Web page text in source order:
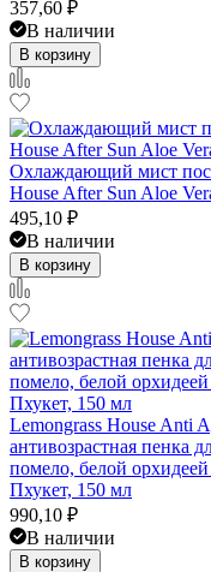
357,60 ₽
В наличии
В корзину
Охлаждающий мист
House After Sun Aloe
495,10 ₽
В наличии
В корзину
​Lemongrass House Anti
антивозрастная пенка
помело, белой
Пхукет, 150 мл
990,10 ₽
В наличии
В корзину